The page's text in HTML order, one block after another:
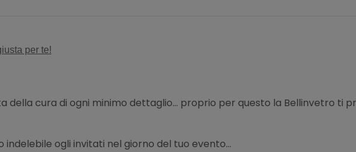
per te!
della cura di ogni minimo dettaglio... proprio per questo la Bellinvetro ti
ogli invitati nel giorno del tuo evento...